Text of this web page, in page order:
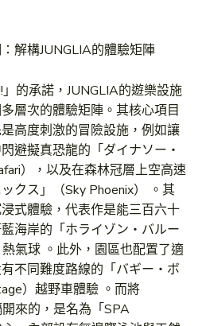
解構JUNGLIA的體驗矩陣
的承諾，JUNGLIA的遊樂設施
層次的體驗矩陣。其核心項目
高度刺激的冒險設施，例如讓
避擬真恐龍的「ダイナソー・
），以及在森林冠層上空高速
クス」（Sky Phoenix） 。其
式體驗，代表作是能三百六十
海岸的「ホライゾン・バルー
氣球 。此外，園區也配置了適
不同難度路線的「バギー・ボ
）越野車體驗 。而將
來的，是名為「SPA